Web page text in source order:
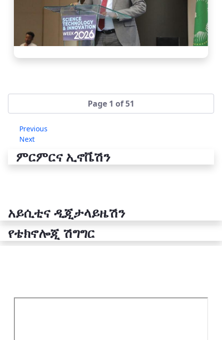
Page 1 of 51
Next
ምርምርና ኢኖቬሽን
የቴክኖሎጂ ሽግግር